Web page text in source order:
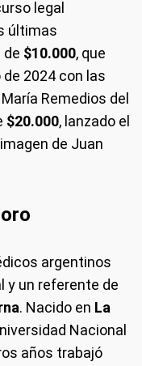
legal
últimas
de $10.000, que
2024 con las
Remedios del
$20.000, lanzado el
de Juan
argentinos
y un referente de
. Nacido en La
Nacional
años trabajó